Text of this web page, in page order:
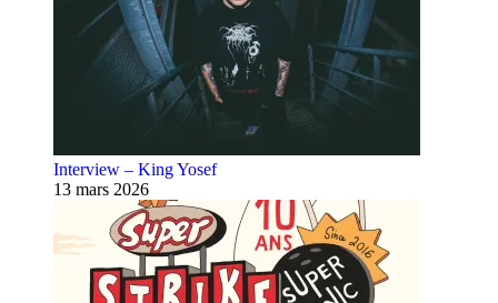
Interview – King Yosef
13 mars 2026